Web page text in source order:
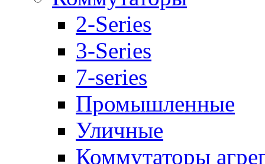
2-Series
3-Series
7-series
Промышленные
Уличные
Коммутаторы